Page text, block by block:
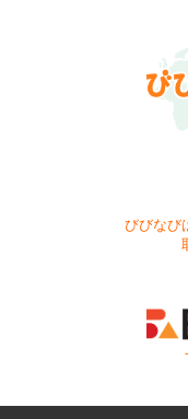
びびなび